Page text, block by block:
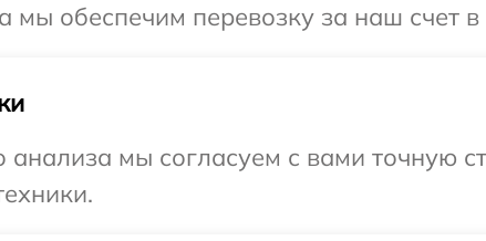
мы обеспечим перевозку за наш счет в
анализа мы согласуем с вами точную